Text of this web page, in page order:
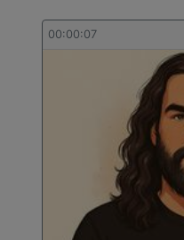
00:00:07